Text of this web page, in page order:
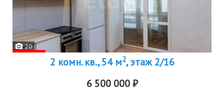
20
2 комн. кв., 54 м2, этаж 2/16
6 500 000 ₽